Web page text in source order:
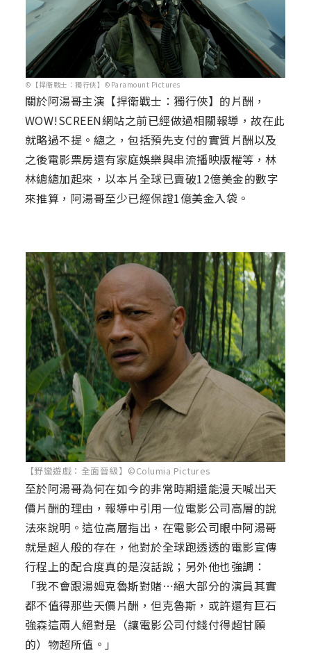
©【捍衛戰士：獨行俠】©Paramount Pictures
關於阿湯哥主演【捍衛戰士：獨行俠】的片酬，
WOW!SCREEN網站之前已經做過相關報導，故在此
就略過不提。總之，包括預先支付的實質片酬以及
之後電影票房還有家庭娛樂與串流播映版權等，林
林總總加起來，以本片全球已賣破12億美金的數字
來推算，阿湯哥至少已經保證1億美金入袋。
【野蠻遊戲：全面晉級】©Columia Pictures
至於阿湯哥為何在如今的非常時期還能漫天喊出天
價片酬的理由，報導中引用一位電影公司高層的說
法來說明。這位高層指出，在電影公司眼中阿湯哥
就是超人般的存在，他對於全球跑透透的電影宣傳
行程上的配合度真的是沒話說；另外他也強調：
「我不會跟湯姆克魯斯對賭⋯絕大部分的演員其實
都不值得那些天價片酬，但克魯斯，或許還有巨石
強森這兩人絕對是（讓電影公司付錢付得超甘願
的）物超所值。」